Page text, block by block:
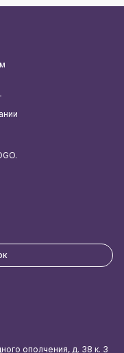
ополчения, д. 38 к. 3